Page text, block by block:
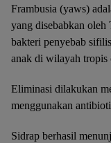
Frambusia (yaws)
yang disebabkan oleh
bakteri penyebab
anak di wilayah tropis
Eliminasi dilakukan
menggunakan
Sidrap berhasil